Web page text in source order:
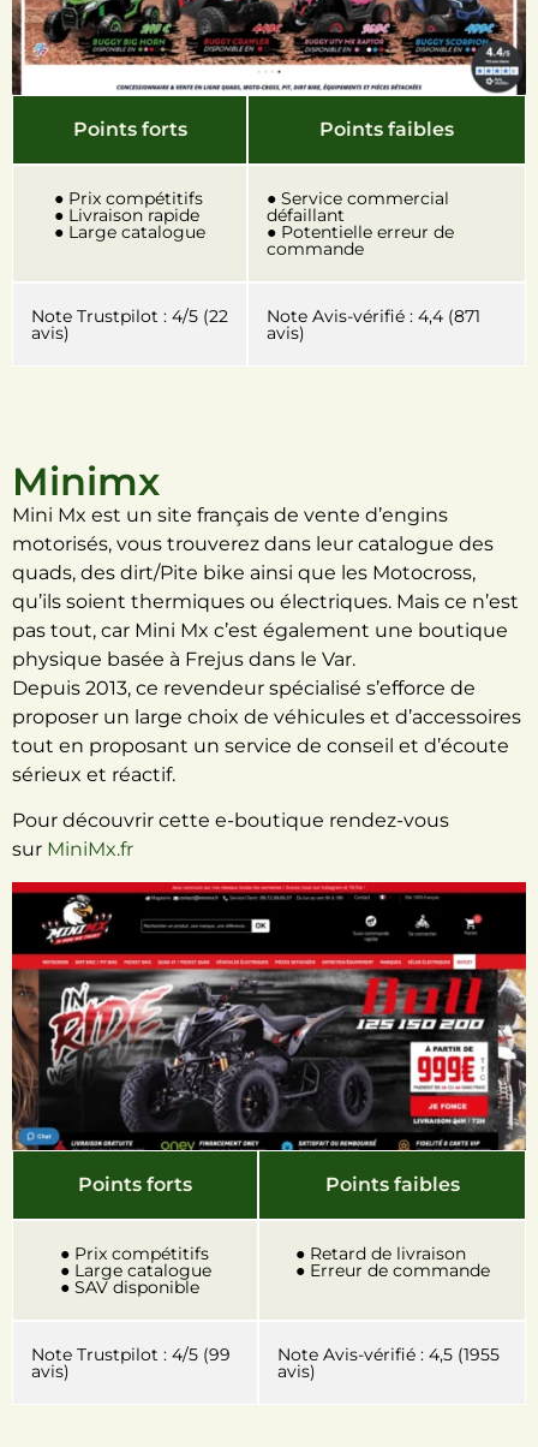
Points forts Points faibles
● Prix compétitifs
● Livraison rapide
● Large catalogue
● Service commercial
défaillant
● Potentielle erreur de
commande
Note Trustpilot : 4/5 (22
avis)
Note Avis-vérifié : 4,4 (871
avis)
Minimx
Mini Mx est un site français de vente d’engins
motorisés, vous trouverez dans leur catalogue des
quads, des dirt/Pite bike ainsi que les Motocross,
qu’ils soient thermiques ou électriques. Mais ce n’est
pas tout, car Mini Mx c’est également une boutique
physique basée à Frejus dans le Var.
Depuis 2013, ce revendeur spécialisé s’efforce de
proposer un large choix de véhicules et d’accessoires
tout en proposant un service de conseil et d’écoute
sérieux et réactif.
Pour découvrir cette e-boutique rendez-vous
sur MiniMx.fr
Points forts Points faibles
● Prix compétitifs
● Large catalogue
● SAV disponible
● Retard de livraison
● Erreur de commande
Note Trustpilot : 4/5 (99
avis)
Note Avis-vérifié : 4,5 (1955
avis)